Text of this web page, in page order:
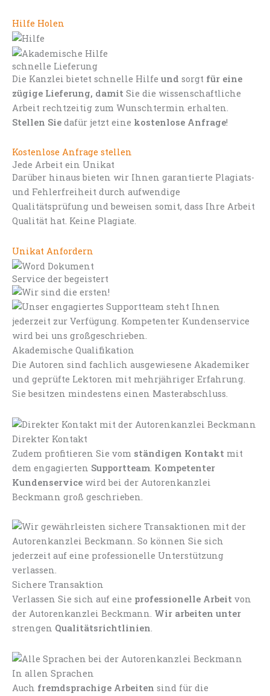
Hilfe Holen
schnelle Lieferung
Die Kanzlei bietet schnelle Hilfe und sorgt für eine
zügige Lieferung, damit Sie die wissenschaftliche
Arbeit rechtzeitig zum Wunschtermin erhalten.
Stellen Sie dafür jetzt eine kostenlose Anfrage!
Kostenlose Anfrage stellen
Jede Arbeit ein Unikat
Darüber hinaus bieten wir Ihnen garantierte Plagiats-
und Fehlerfreiheit durch aufwendige
Qualitätsprüfung und beweisen somit, dass Ihre Arbeit
Qualität hat. Keine Plagiate.
Unikat Anfordern
Service der begeistert
Akademische Qualifikation
Die Autoren sind fachlich ausgewiesene Akademiker
und geprüfte Lektoren mit mehrjähriger Erfahrung.
Sie besitzen mindestens einen Masterabschluss.
Direkter Kontakt
Zudem profitieren Sie vom ständigen Kontakt mit
dem engagierten Supportteam. Kompetenter
Kundenservice wird bei der Autorenkanzlei
Beckmann groß geschrieben.
Sichere Transaktion
Verlassen Sie sich auf eine professionelle Arbeit von
der Autorenkanzlei Beckmann. Wir arbeiten unter
strengen Qualitätsrichtlinien.
In allen Sprachen
Auch fremdsprachige Arbeiten sind für die